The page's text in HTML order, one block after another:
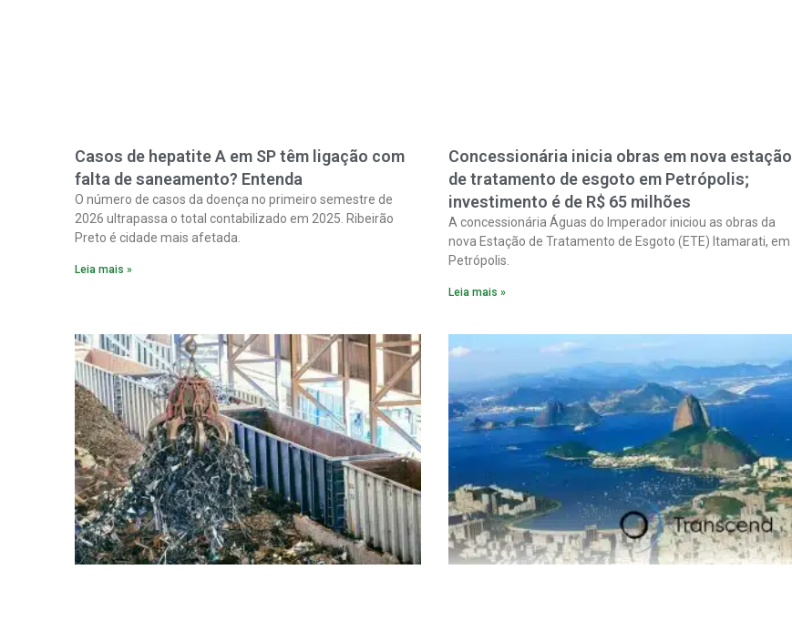
Casos de hepatite A em SP têm ligação com
falta de saneamento? Entenda
O número de casos da doença no primeiro semestre de
2026 ultrapassa o total contabilizado em 2025. Ribeirão
Preto é cidade mais afetada.
Leia mais »
Concessionária inicia obras em nova estação
de tratamento de esgoto em Petrópolis;
investimento é de R$ 65 milhões
A concessionária Águas do Imperador iniciou as obras da
nova Estação de Tratamento de Esgoto (ETE) Itamarati, em
Petrópolis.
Leia mais »